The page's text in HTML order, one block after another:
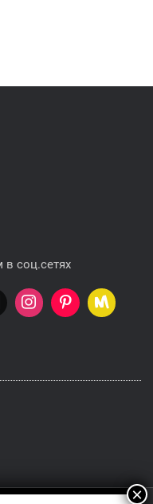
в соц.сетях